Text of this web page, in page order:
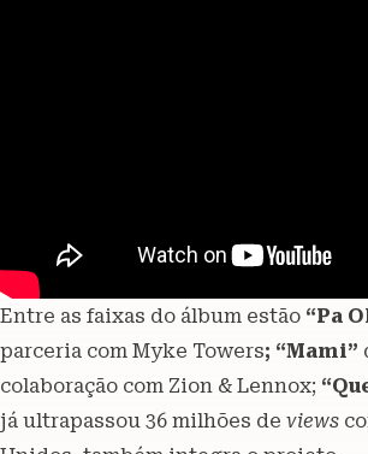
Entre as faixas do álbum estão “Pa
parceria com Myke Towers; “Mami”
colaboração com Zion & Lennox;
já ultrapassou 36 milhões de views